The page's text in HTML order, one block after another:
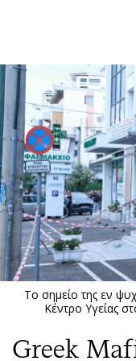
ΚΑΤΗΓΟΡΙΕΣ
Κύπρος
Παιδεία
Υγεία
Πολιτική
Βουλευτικές 2026
Εκλογές 2024
Προεδρικές 2023
Διπλωματία
Το σημείο της εν
Κέντρο Υγείας
Greek